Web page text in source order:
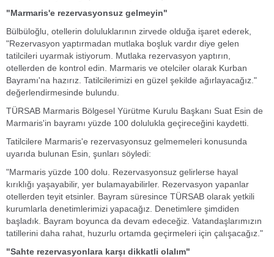
"Marmaris'e rezervasyonsuz gelmeyin"
Bülbüloğlu, otellerin doluluklarının zirvede olduğa işaret ederek,
"Rezervasyon yaptırmadan mutlaka boşluk vardır diye gelen
tatilcileri uyarmak istiyorum. Mutlaka rezervasyon yaptırın,
otellerden de kontrol edin. Marmaris ve otelciler olarak Kurban
Bayramı'na hazırız. Tatilcilerimizi en güzel şekilde ağırlayacağız."
değerlendirmesinde bulundu.
TÜRSAB Marmaris Bölgesel Yürütme Kurulu Başkanı Suat Esin de
Marmaris'in bayramı yüzde 100 dolulukla geçireceğini kaydetti.
Tatilcilere Marmaris'e rezervasyonsuz gelmemeleri konusunda
uyarıda bulunan Esin, şunları söyledi:
"Marmaris yüzde 100 dolu. Rezervasyonsuz gelirlerse hayal
kırıklığı yaşayabilir, yer bulamayabilirler. Rezervasyon yapanlar
otellerden teyit etsinler. Bayram süresince TÜRSAB olarak yetkili
kurumlarla denetimlerimizi yapacağız. Denetimlere şimdiden
başladık. Bayram boyunca da devam edeceğiz. Vatandaşlarımızın
tatillerini daha rahat, huzurlu ortamda geçirmeleri için çalışacağız."
"Sahte rezervasyonlara karşı dikkatli olalım"